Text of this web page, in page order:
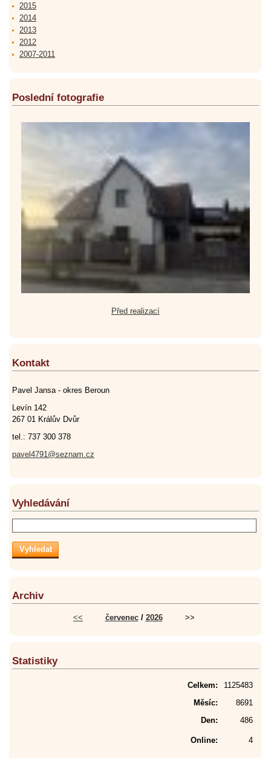
2015
2014
2013
2012
2007-2011
Poslední fotografie
Před realizací
Kontakt
Pavel Jansa - okres Beroun
Levín 142
267 01 Králův Dvůr
tel.: 737 300 378
pavel4791@seznam.cz
Vyhledávání
Archiv
<< červenec/ 2026 >>
Statistiky
Online: 4
Celkem:
1125483
Měsíc:
8691
Den:
486